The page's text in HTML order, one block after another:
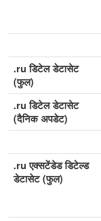
.ru डिटेल डेटासेट
(फुल)
.ru डिटेल डेटासेट
(दैनिक अपडेट)
.ru एक्सटेंडेड डिटेल्ड
डेटासेट (फुल)